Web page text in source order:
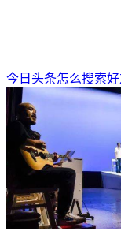
今日头条怎么搜索